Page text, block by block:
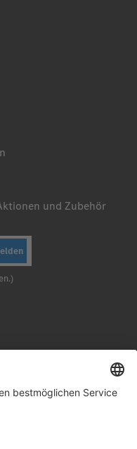
und Zubehör
mit